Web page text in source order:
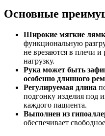
Основные
Широкие мягкие
функциональную
не врезаются в плечи
нагрузку.
Рука может быть
особенно длинного
Регулируемая длина
подгонку изделия под
каждого пациента.
Выполнен из
обеспечивает